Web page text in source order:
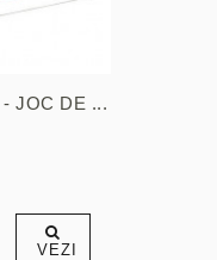
- JOC DE ...
VEZI